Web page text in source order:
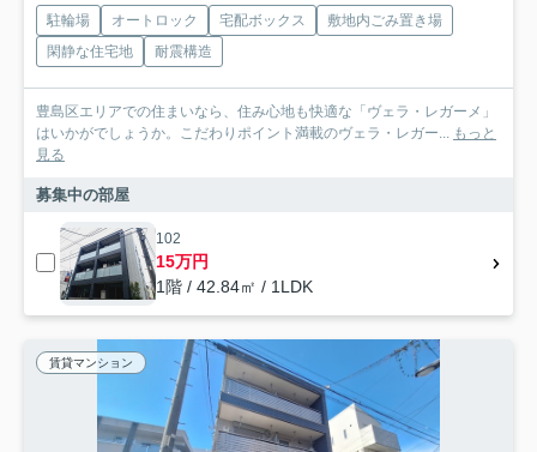
駐輪場 オートロック 宅配ボックス
敷地内ごみ置き場
閑静な住宅地
耐震構造
豊島区エリアでの住まいなら、住み心地も快適な「ヴェラ・レガーメ」
はいかがでしょうか。こだわりポイント満載のヴェラ・レガー... もっと
見る
募集中の部屋
102
15万円
1階 / 42.84㎡ / 1LDK
賃貸マンション